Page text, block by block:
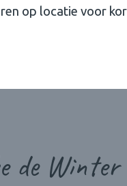
op locatie voor
de Winter